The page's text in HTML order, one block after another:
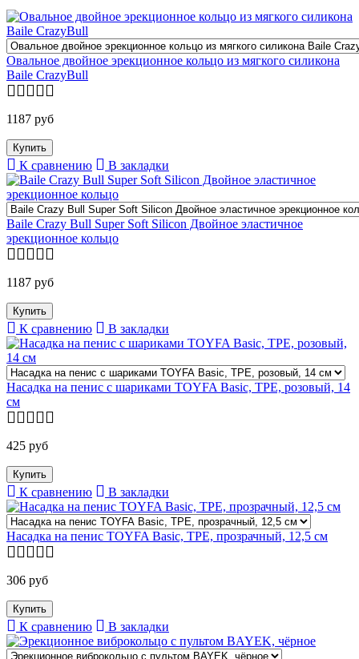
Овальное двойное эрекционное кольцо из мягкого силикона
Baile CrazyBull
1187 руб
К сравнению В закладки
Baile Crazy Bull Super Soft Silicon Двойное эластичное
эрекционное кольцо
1187 руб
К сравнению В закладки
Насадка на пенис с шариками TOYFA Basic, TPE, розовый, 14
см
425 руб
К сравнению В закладки
Насадка на пенис TOYFA Basic, TPE, прозрачный, 12,5 см
306 руб
К сравнению В закладки